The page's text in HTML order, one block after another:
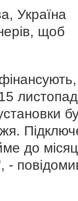
Україна
щоб
до
-